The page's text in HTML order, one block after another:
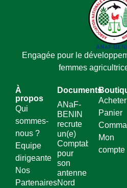
Engagée pour le
femmes
À
propos
Qui
sommes-
nous ?
Equipe
dirigeante
Nos
Partenaires
Documents
ANaF-
BENIN
recrute
un(e)
Comptable
pour
son
antenne
Nord
Acheter
Panier
Mon
compte